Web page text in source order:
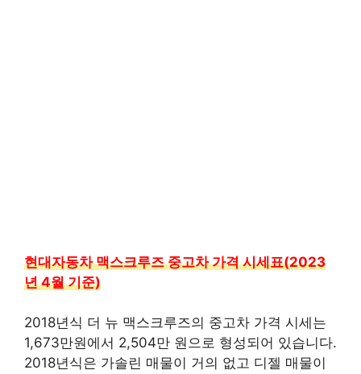
현대자동차 맥스크루즈 중고차 가격 시세표(2023
년 4월 기준)
2018년식 더 뉴 맥스크루즈의 중고차 가격 시세는
1,673만원에서 2,504만 원으로 형성되어 있습니다.
2018년식은 가솔린 매물이 거의 없고 디젤 매물이